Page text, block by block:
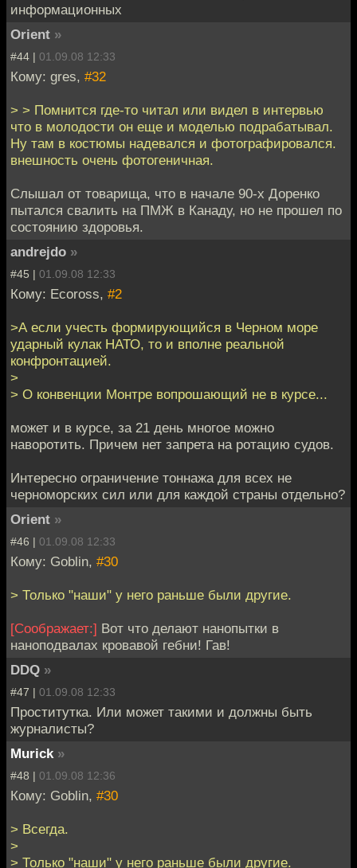
информационных
Orient »
#44 | 01.09.08 12:33
Кому: gres, #32
> > Помнится где-то читал или видел в интервью
что в молодости он еще и моделью подрабатывал.
Ну там в костюмы надевался и фотографировался.
внешность очень фотогеничная.
Слышал от товарища, что в начале 90-х Доренко
пытался свалить на ПМЖ в Канаду, но не прошел по
состоянию здоровья.
andrejdo »
#45 | 01.09.08 12:33
Кому: Ecoross, #2
>А если учесть формирующийся в Черном море
ударный кулак НАТО, то и вполне реальной
конфронтацией.
>
> О конвенции Монтре вопрошающий не в курсе...
может и в курсе, за 21 день многое можно
наворотить. Причем нет запрета на ротацию судов.
Интересно ограничение тоннажа для всех не
черноморских сил или для каждой страны отдельно?
Orient »
#46 | 01.09.08 12:33
Кому: Goblin, #30
> Только "наши" у него раньше были другие.
[Соображает:] Вот что делают нанопытки в
наноподвалах кровавой гебни! Гав!
DDQ »
#47 | 01.09.08 12:33
Проститутка. Или может такими и должны быть
журналисты?
Murick »
#48 | 01.09.08 12:36
Кому: Goblin, #30
> Всегда.
>
> Только "наши" у него раньше были другие.